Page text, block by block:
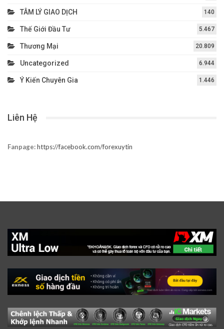
TÂM LÝ GIAO DỊCH 140
Thế Giới Đầu Tư 5.467
Thương Mại 20.809
Uncategorized 6.944
Ý Kiến Chuyên Gia 1.446
Liên Hệ
Fanpage:https://facebook.com/forexuytin